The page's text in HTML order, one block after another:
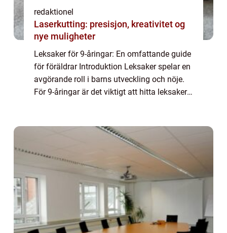
redaktionel
Laserkutting: presisjon, kreativitet og
nye muligheter
Leksaker för 9-åringar: En omfattande guide
för föräldrar Introduktion Leksaker spelar en
avgörande roll i barns utveckling och nöje.
För 9-åringar är det viktigt att hitta leksaker